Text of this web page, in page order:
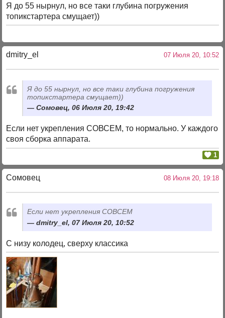
Я до 55 нырнул, но все таки глубина погружения
топикстартера смущает))
dmitry_el 07 Июля 20, 10:52
Я до 55 нырнул, но все таки глубина погружения
топикстартера смущает))
Сомовец, 06 Июля 20, 19:42
Если нет укрепления СОВСЕМ, то нормально. У каждого
своя сборка аппарата.
1
Сомовец 08 Июля 20, 19:18
Если нет укрепления СОВСЕМ
dmitry_el, 07 Июля 20, 10:52
С низу колодец, сверху классика